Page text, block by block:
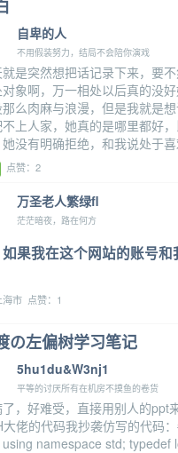
自卑的人
不用假装努力，结局不会陪你演戏
是突然想把话记录下来，要
象啊，万一相处以后真的没
么肉麻与浪漫，但是我就是
上人家，她真的是哪里都好
没有明确拒绝，和我说处于
点赞：2
万圣老人繁绿fl
茫茫暗夜，路在何方
如果我在这个网站的账号
市 点赞：1
の左偏树学习笔记
5hu1du&W3nj1
平等的讨厌所有在机房不摸鱼的卷货
，好难受，直接用别人的ppt
大佬的代码我抄袭仿写的代码
namespace std; typedef